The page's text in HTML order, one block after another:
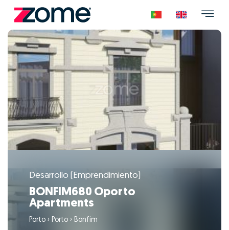
Desarrollo (Emprendimiento)
BONFIM680 Oporto
Apartments
Porto › Porto › Bonfim